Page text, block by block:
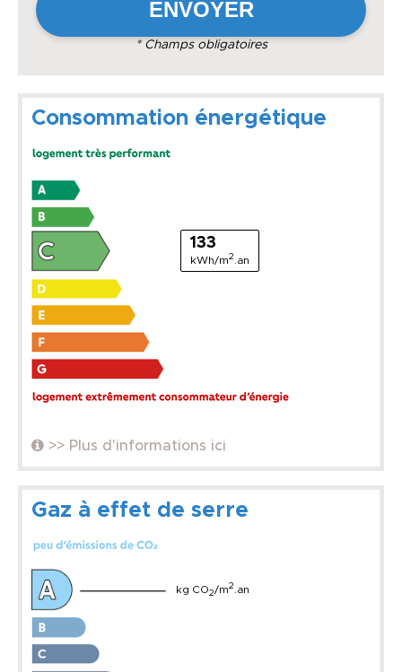
* Champs obligatoires
Consommation énergétique
133
kWh/m2 .an
>> Plus d'informations ici
Gaz à effet de serre
kg CO2/m2 .an